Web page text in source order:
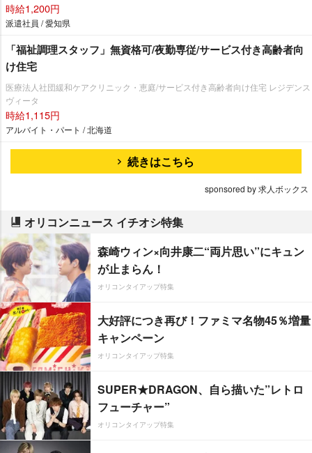
時給1,200円
派遣社員 / 愛知県
「福祉調理スタッフ」無資格可/夜勤専従/サービス付き高齢者向
け住宅
医療法人社団緩和ケアクリニック・恵庭/サービス付き高齢者向け住宅 レジデンス
ヴィータ
時給1,115円
アルバイト・パート / 北海道
続きはこちら
sponsored by 求人ボックス
オリコンニュース イチオシ特集
森崎ウィン×向井康二“両片思い”にキュン
が止まらん！
オリコンタイアップ特集
大好評につき再び！ファミマ名物45％増量
キャンペーン
オリコンタイアップ特集
SUPER★DRAGON、自ら描いた”レトロ
フューチャー”
オリコンタイアップ特集